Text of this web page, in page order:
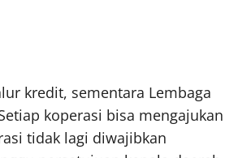
kredit, sementara Lembaga
koperasi bisa mengajukan
tidak lagi diwajibkan